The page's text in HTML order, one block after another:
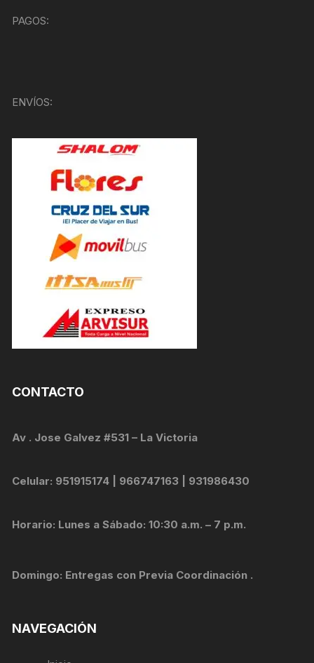
PAGOS:
ENVÍOS:
CONTACTO
Av . Jose Galvez #531 – La Victoria
Celular: 951915174 | 966747163 | 931986430
Horario: Lunes a Sábado: 10:30 a.m. – 7 p.m.
Domingo: Entregas con Previa Coordinación .
NAVEGACIÓN